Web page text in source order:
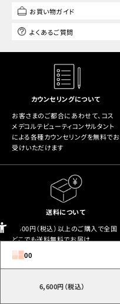
00
6,600円（税込）
お買い物ガイド
よくあるご質問
カウンセリングについて
お客さまのご都合にあわせて、コス
メデコルテビューティコンサルタント
による各種カウンセリングを無料でお
受けいただけます
送料について
5,500円（税込）以上のご購入で全国
どこでも送料無料でお届け